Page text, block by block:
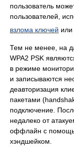
пользователь
пользователей,
взлома ключей или
Тем не менее, на
WPA2 PSK
в режиме
и записываются
деавторизация
пакетами
подключение.
недалеко от
оффлайн с
хэндшейком.